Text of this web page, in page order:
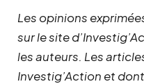
Les opinions
sur le site
les auteurs. Les
Investig’Action et